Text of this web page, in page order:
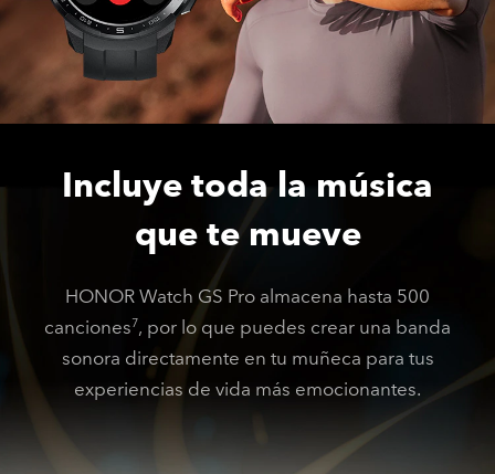
Incluye toda la música
que te mueve
HONOR Watch GS Pro almacena hasta 500
canciones7, por lo que puedes crear una banda
sonora directamente en tu muñeca para tus
experiencias de vida más emocionantes.